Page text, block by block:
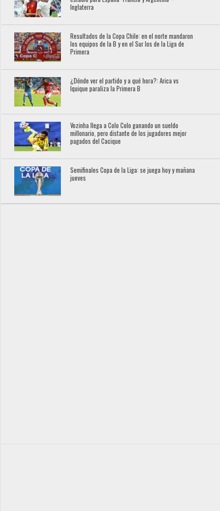
Inglaterra
Resultados de la Copa Chile: en el norte mandaron
los equipos de la B y en el Sur los de la Liga de
Primera
¿Dónde ver el partido y a qué hora?: Arica vs
Iquique paraliza la Primera B
Vozinha llega a Colo Colo ganando un sueldo
millonario, pero distante de los jugadores mejor
pagados del Cacique
Semifinales Copa de la Liga: se juega hoy y mañana
jueves